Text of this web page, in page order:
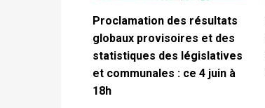
Proclamation des résultats
globaux provisoires et des
statistiques des législatives
et communales : ce 4 juin à
18h